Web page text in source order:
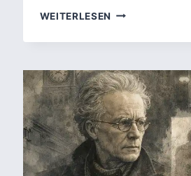
WEITERLESEN MOBY
VON
MELVILLE:
ANALYSE
VON
BESESSENHEIT,
SYMBOLIK
&
HANDLUNG